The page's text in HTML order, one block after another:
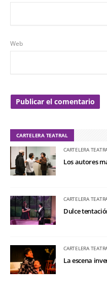
Web
CARTELERA TEATRAL
CARTELERA
Los autores
CARTELERA
Dulce
CARTELERA
La escena